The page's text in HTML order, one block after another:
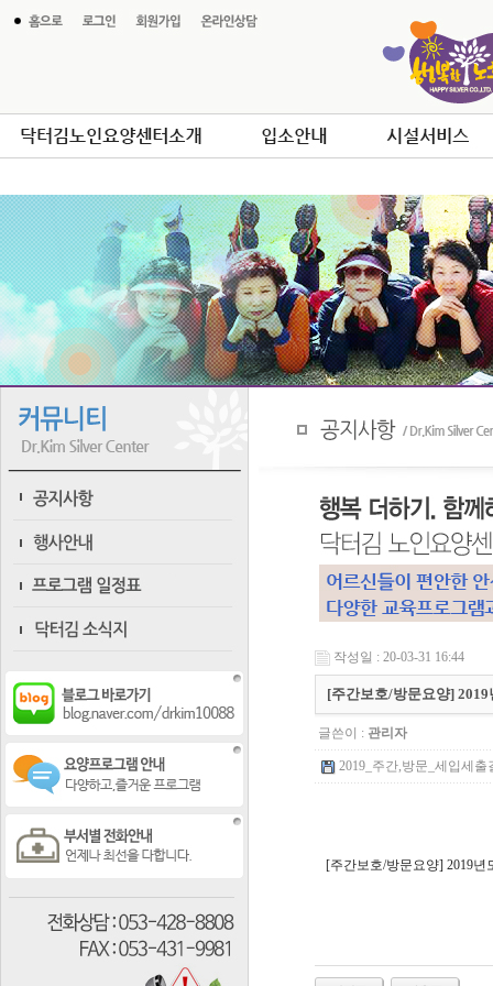
작성일 : 20-03-31 16:44
[주간보호/방문요양]
글쓴이 : 관리자
2019_주간,방문_세입세출
[주간보호/방문요양] 2019